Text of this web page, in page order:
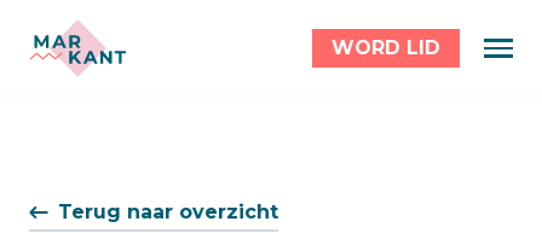
WORD LID
Terug naar overzicht